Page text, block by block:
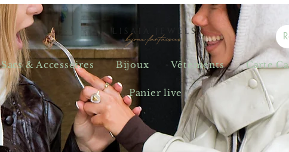
Sacs & Accessoires Bijoux Vêtements Carte
Panier live